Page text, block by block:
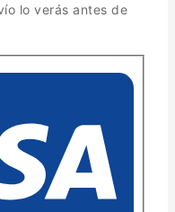
lo verás antes de